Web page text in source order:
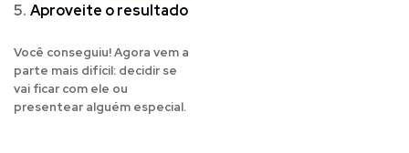
5. Aproveite o resultado
Você conseguiu! Agora vem a
parte mais difícil: decidir se
vai ficar com ele ou
presentear alguém especial.